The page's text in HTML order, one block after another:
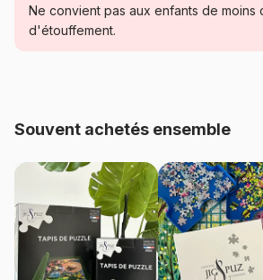
Catégorie
Puzzles -
Provenance USA
Cobble-
EAN
Nombre de pièces 1000
Ne convient pas aux enfants de moins
d'étouffement.
Souvent achetés ensemble